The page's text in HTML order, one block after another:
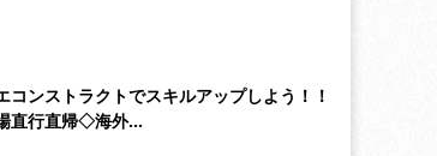
ンストラクトでスキルアップしよう！！
直行直帰◇海外…